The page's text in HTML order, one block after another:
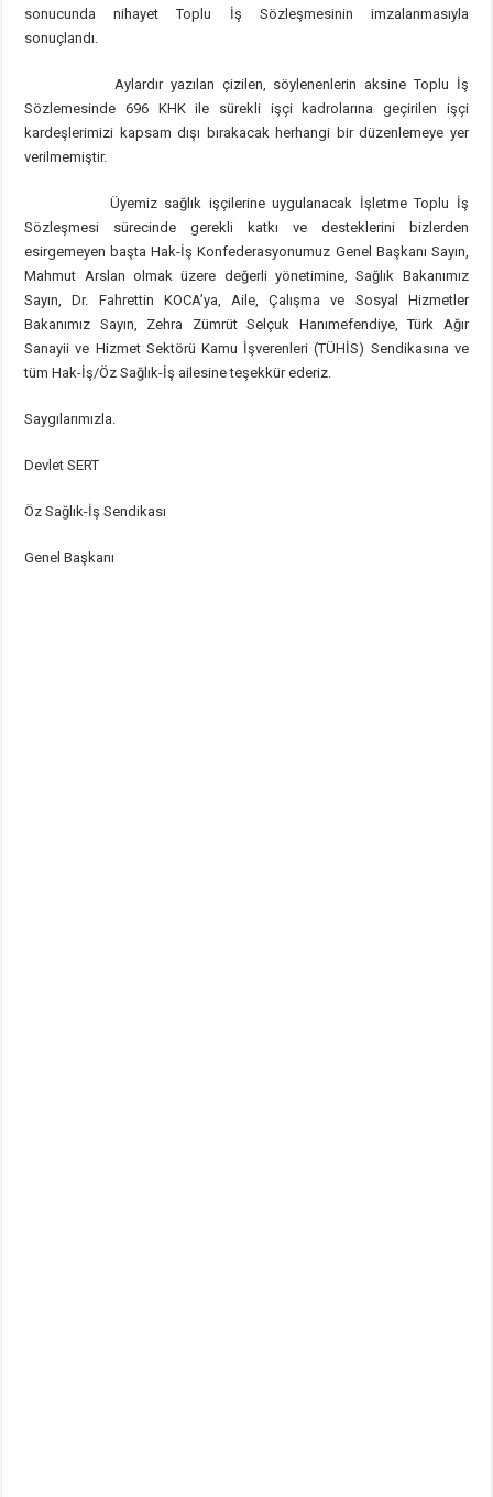
sonucunda nihayet Toplu İş Sözleşmesinin imzalanmasıyla
sonuçlandı.
Aylardır yazılan çizilen, söylenenlerin aksine Toplu İş
Sözlemesinde 696 KHK ile sürekli işçi kadrolarına geçirilen işçi
kardeşlerimizi kapsam dışı bırakacak herhangi bir düzenlemeye yer
verilmemiştir.
Üyemiz sağlık işçilerine uygulanacak İşletme Toplu İş
Sözleşmesi sürecinde gerekli katkı ve desteklerini bizlerden
esirgemeyen başta Hak-İş Konfederasyonumuz Genel Başkanı Sayın,
Mahmut Arslan olmak üzere değerli yönetimine, Sağlık Bakanımız
Sayın, Dr. Fahrettin KOCA’ya, Aile, Çalışma ve Sosyal Hizmetler
Bakanımız Sayın, Zehra Zümrüt Selçuk Hanımefendiye, Türk Ağır
Sanayii ve Hizmet Sektörü Kamu İşverenleri (TÜHİS) Sendikasına ve
tüm Hak-İş/Öz Sağlık-İş ailesine teşekkür ederiz.
Saygılarımızla.
Devlet SERT
Öz Sağlık-İş Sendikası
Genel Başkanı